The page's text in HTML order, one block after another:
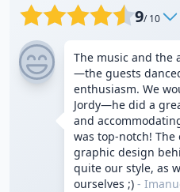
9/ 10
The music and the
—the guests
enthusiasm. We
Jordy—he did a
and
was top-notch!
graphic design
quite our style, as
ourselves ;) -